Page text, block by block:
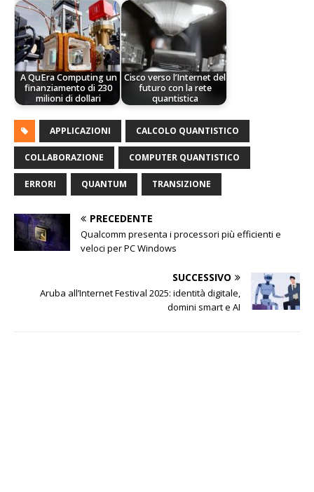
A QuEra Computing un
finanziamento di 230
milioni di dollari
Cisco verso l’Internet del
futuro con la rete
quantistica
APPLICAZIONI CALCOLO QUANTISTICO
COLLABORAZIONE COMPUTER QUANTISTICO
ERRORI QUANTUM TRANSIZIONE
PRECEDENTE
Qualcomm presenta i processori più efficienti e
veloci per PC Windows
SUCCESSIVO
Aruba all’Internet Festival 2025: identità digitale,
domini smart e AI